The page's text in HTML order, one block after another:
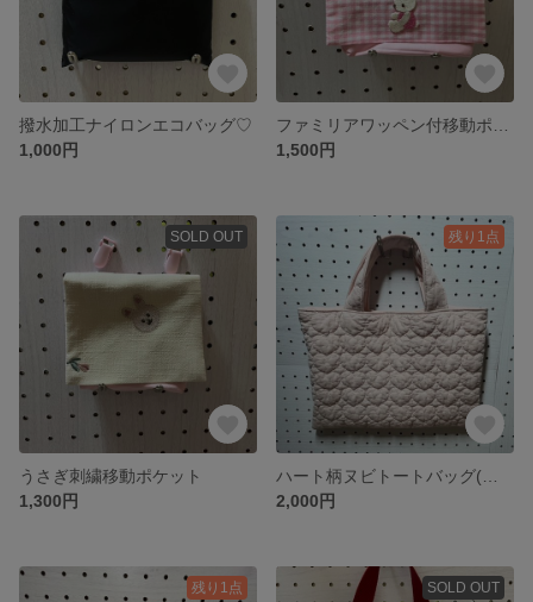
撥水加工ナイロンエコバッグ♡
1,000円
1,500円
SOLD OUT
うさぎ刺繍移動ポケット
1,300円
残り1点
2,000円
残り1点 SOLD OUT